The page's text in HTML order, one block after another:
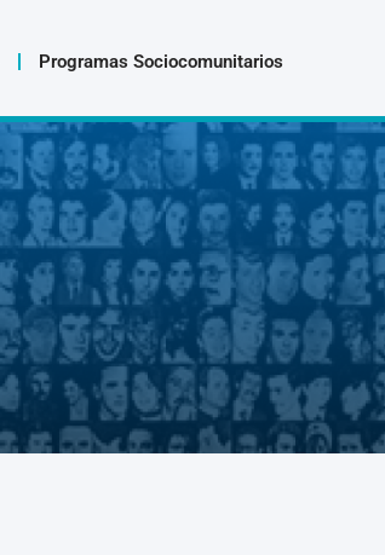
Programas Sociocomunitarios